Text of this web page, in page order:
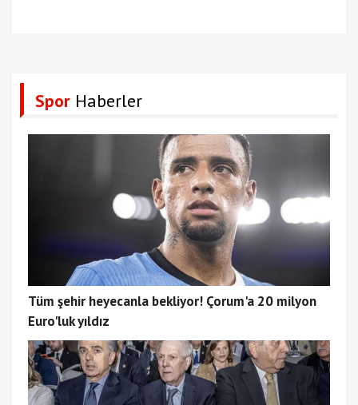
Spor Haberler
Tüm şehir heyecanla bekliyor! Çorum'a 20 milyon
Euro'luk yıldız